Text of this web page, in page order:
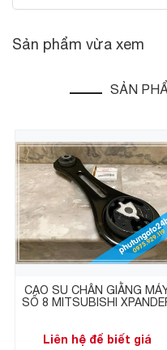
Sản phẩm vừa xem
SẢN
CAO SU CHÂN GIẰNG
SỐ 8 MITSUBISHI
Liên hệ để biết giá